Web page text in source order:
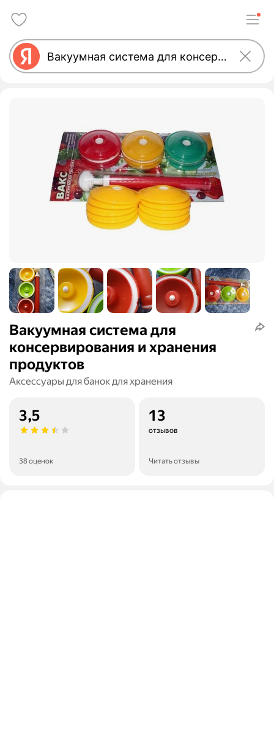
Вакуумная система для
консервирования и хранения
продуктов
Аксессуары для банок для хранения
3,5
38 оценок
13
отзывов
Читать отзывы